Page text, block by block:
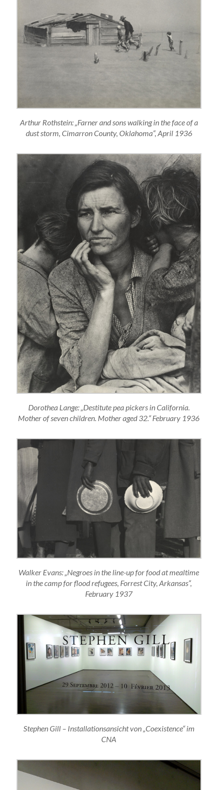
Arthur Rothstein: „Farner and sons walking in the face of a
dust storm, Cimarron County, Oklahoma“, April 1936
Dorothea Lange: „Destitute pea pickers in California.
Mother of seven children. Mother aged 32.“ February 1936
Walker Evans: „Negroes in the line-up for food at mealtime
in the camp for flood refugees, Forrest City, Arkansas“,
February 1937
Stephen Gill – Installationsansicht von „Coexistence“ im
CNA